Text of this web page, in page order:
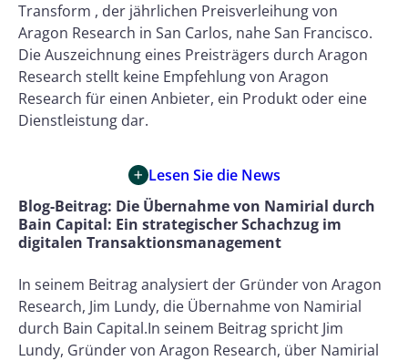
Transform , der jährlichen Preisverleihung von
Aragon Research in San Carlos, nahe San Francisco.
Die Auszeichnung eines Preisträgers durch Aragon
Research stellt keine Empfehlung von Aragon
Research für einen Anbieter, ein Produkt oder eine
Dienstleistung dar.
Lesen Sie die News
Blog-Beitrag: Die Übernahme von Namirial durch
Bain Capital: Ein strategischer Schachzug im
digitalen Transaktionsmanagement
In seinem Beitrag analysiert der Gründer von Aragon
Research, Jim Lundy, die Übernahme von Namirial
durch Bain Capital.In seinem Beitrag spricht Jim
Lundy, Gründer von Aragon Research, über Namirial